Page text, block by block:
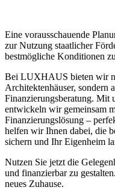
Eine vorausschauende
zur Nutzung staatlicher
bestmögliche Konditionen
Bei LUXHAUS bieten wir
Architektenhäuser, sondern
Finanzierungsberatung. Mit
entwickeln wir gemeinsam
Finanzierungslösung –
helfen wir Ihnen dabei, die
sichern und Ihr Eigenheim
Nutzen Sie jetzt die
und finanzierbar zu
neues Zuhause.